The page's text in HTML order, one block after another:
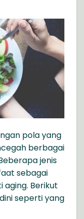
pola yang
berbagai
jenis
sebagai
aging. Berikut
seperti yang